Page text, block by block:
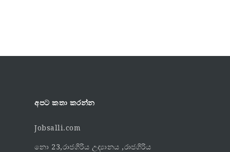
අපට කතා කරන්න
Jobsalli.com
නො 23,රාජගිරිය උද්‍යානය ,රාජගිරිය